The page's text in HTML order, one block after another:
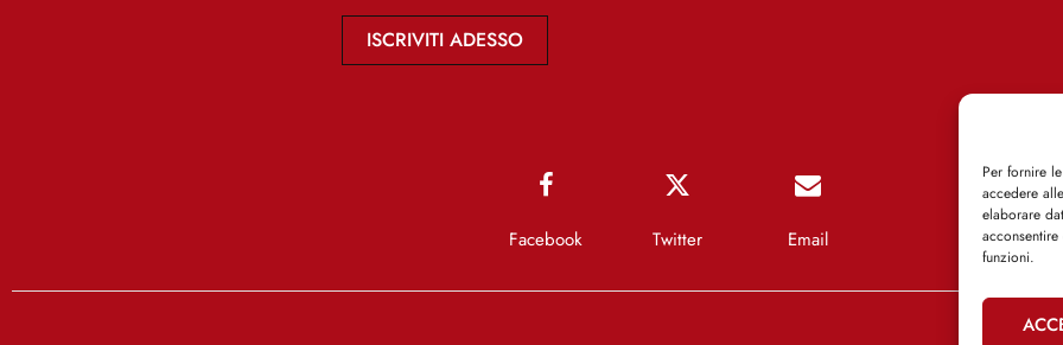
Per fornire
accedere
elaborare
funzioni.
ISCRIVITI ADESSO
Facebook Twitter Email